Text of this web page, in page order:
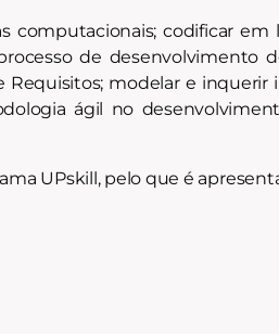
computacionais; codificar em
de desenvolvimento
Requisitos; modelar e inquerir
ágil no
UPskill, pelo que é